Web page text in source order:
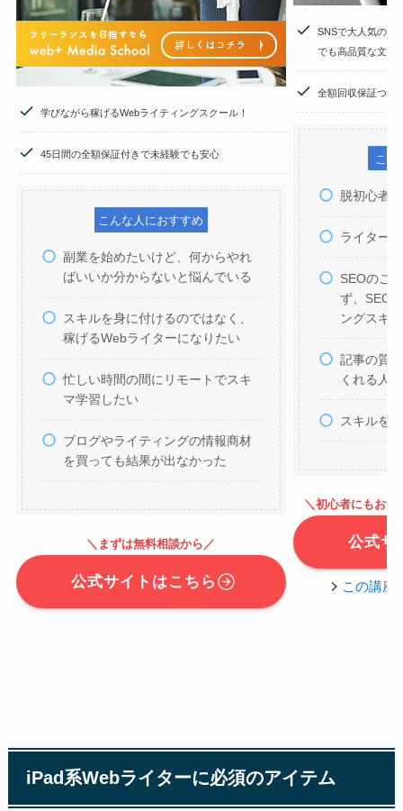
学びながら稼げるWebライティングスクール！
45日間の全額保証付きで未経験でも安心
こんな人におすすめ
副業を始めたいけど、何からやれ
ばいいか分からないと悩んでいる
スキルを身に付けるのではなく、
稼げるWebライターになりたい
忙しい時間の間にリモートでスキ
マ学習したい
ブログやライティングの情報商材
を買っても結果が出なかった
＼まずは無料相談から／
公式サイトはこちら
SNSで大人気の
でも高品質な文章
全額回収保証つき
こん
脱初心者
ライター
SEOのこ
ず、SEO
ングスキ
記事の質
くれる人
スキルを
＼初心者にもおす
公式サ
この講座
iPad系Webライターに必須のアイテム